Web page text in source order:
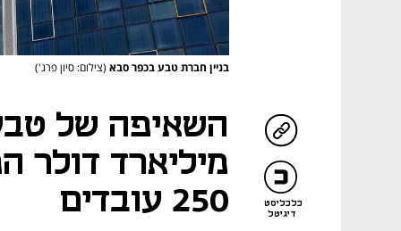
בניין חברת טבע בכפר סבא (צילום: סיון פרג')
כלכליסט
דיגיטל
מיליארד דולר
250 עובדים